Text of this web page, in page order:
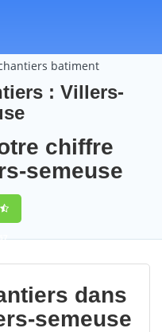
batiment
: Villers-
chiffre
semeuse
dans
semeuse